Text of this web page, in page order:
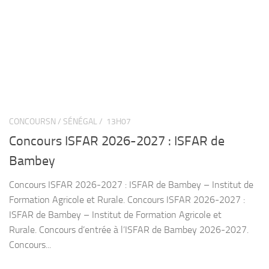
CONCOURSN / SÉNÉGAL / 13H07
Concours ISFAR 2026-2027 : ISFAR de
Bambey
Concours ISFAR 2026-2027 : ISFAR de Bambey – Institut de
Formation Agricole et Rurale. Concours ISFAR 2026-2027 :
ISFAR de Bambey – Institut de Formation Agricole et
Rurale. Concours d’entrée à l’ISFAR de Bambey 2026-2027.
Concours...